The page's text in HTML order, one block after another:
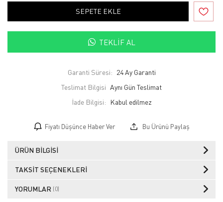
SEPETE EKLE
TEKLIF AL
Garanti Süresi: 24 Ay Garanti
Teslimat Bilgisi Aynı Gün Teslimat
İade Bilgisi:
Fiyatı Düşünce Haber Ver Bu Ürünü Paylaş
ÜRÜN BILGISI
TAKSIT SEÇENEKLERI
YORUMLAR (0)